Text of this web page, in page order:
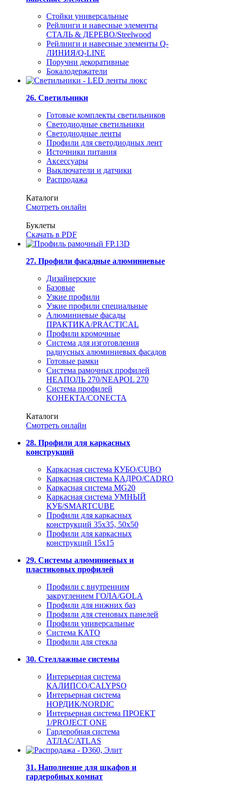
Стойки универсальные
Рейлинги и навесные элементы
СТАЛЬ & ДЕРЕВО/Steelwood
Рейлинги и навесные элементы Q-
ЛИНИЯ/Q-LINE
Поручни декоративные
Бокалодержатели
26. Светильники
Готовые комплекты светильников
Светодиодные светильники
Светодиодные ленты
Профили для светодиодных лент
Источники питания
Аксессуары
Выключатели и датчики
Распродажа
Каталоги
Смотреть онлайн
Буклеты
Скачать в PDF
27. Профили фасадные алюминиевые
Дизайнерские
Базовые
Узкие профили
Узкие профили специальные
Алюминиевые фасады
ПРАКТИКА/PRACTICAL
Профили кромочные
Система для изготовления
радиусных алюминиевых фасадов
Готовые рамки
Система рамочных профилей
НЕАПОЛЬ 270/NEAPOL 270
Система профилей
КОНЕКТА/CONECTA
Каталоги
Смотреть онлайн
28. Профили для каркасных
конструкций
Каркасная система КУБО/CUBO
Каркасная система КАДРО/CADRO
Каркасная система MG20
Каркасная система УМНЫЙ
КУБ/SMARTCUBE
Профили для каркасных
конструкций 35x35, 50x50
Профили для каркасных
конструкций 15х15
29. Системы алюминиевых и
пластиковых профилей
Профили с внутренним
закруглением ГОЛА/GOLA
Профили для нижних баз
Профили для стеновых панелей
Профили универсальные
Система КАТО
Профили для стекла
30. Стеллажные системы
Интерьерная система
КАЛИПСО/CALYPSO
Интерьерная система
НОРДИК/NORDIC
Интерьерная система ПРОЕКТ
1/PROJECT ONE
Гардеробная система
АТЛАС/ATLAS
31. Наполнение для шкафов и
гардеробных комнат